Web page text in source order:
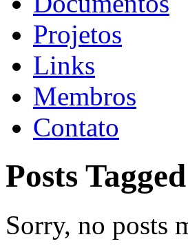
Projetos
Links
Membros
Contato
Posts Tagged
Sorry, no posts